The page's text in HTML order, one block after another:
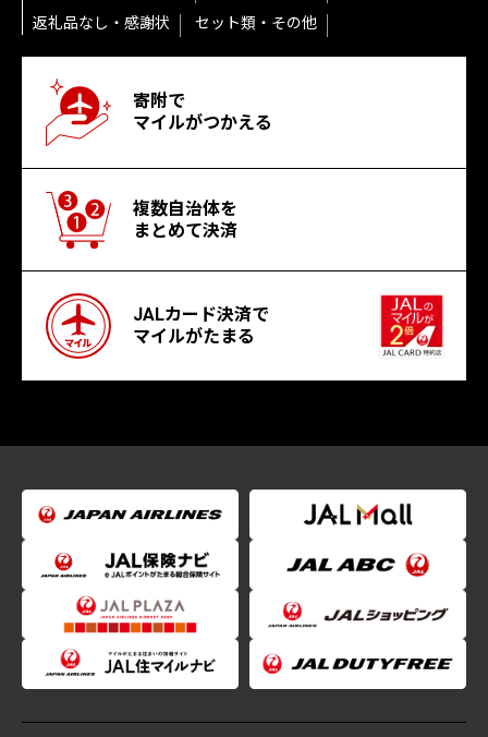
返礼品なし・感謝状
セット類・その他
寄附で
マイルがつかえる
複数自治体を
まとめて決済
JALカード決済で
マイルがたまる